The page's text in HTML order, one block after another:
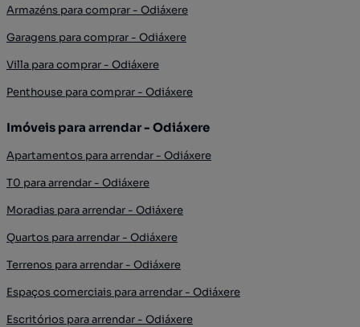
Armazéns para comprar - Odiáxere
Garagens para comprar - Odiáxere
Villa para comprar - Odiáxere
Penthouse para comprar - Odiáxere
Imóveis para arrendar - Odiáxere
Apartamentos para arrendar - Odiáxere
T0 para arrendar - Odiáxere
Moradias para arrendar - Odiáxere
Quartos para arrendar - Odiáxere
Terrenos para arrendar - Odiáxere
Espaços comerciais para arrendar - Odiáxere
Escritórios para arrendar - Odiáxere